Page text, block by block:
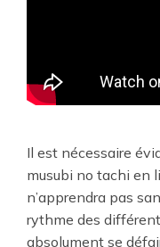
Il est nécessaire
musubi no tachi en
n’apprendra pas
rythme des
absolument se